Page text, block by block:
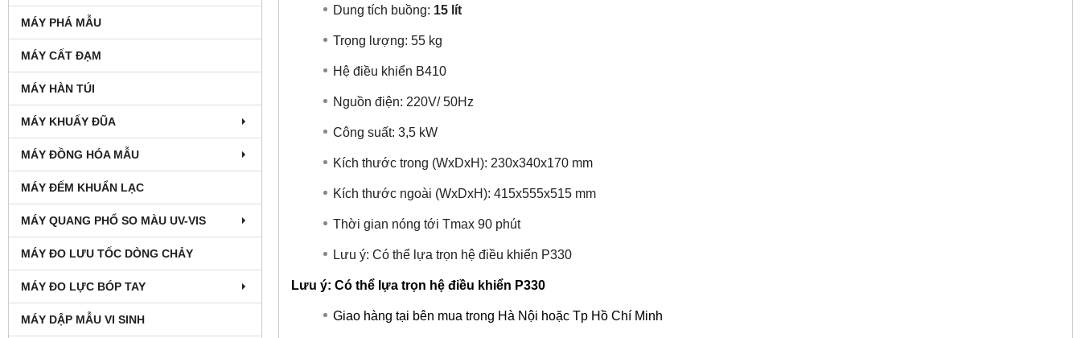
MÁY PHÁ MẪU
MÁY CẤT ĐẠM
MÁY HÀN TÚI
MÁY KHUẤY ĐŨA
MÁY ĐỒNG HÓA MẪU
MÁY ĐẾM KHUẨN LẠC
MÁY QUANG PHỔ SO MÀU UV-VIS
MÁY ĐO LƯU TỐC DÒNG CHẢY
MÁY ĐO LỰC BÓP TAY
MÁY DẬP MẪU VI SINH
Dung tích buồng: 15 lít
Trọng lượng: 55 kg
Hệ điều khiển B410
Nguồn điện: 220V/ 50Hz
Công suất: 3,5 kW
Kích thước trong (WxDxH): 230x340x170 mm
Kích thước ngoài (WxDxH): 415x555x515 mm
Thời gian nóng tới Tmax 90 phút
Lưu ý: Có thể lựa trọn hệ điều khiển P330
Lưu ý: Có thể lựa trọn hệ điều khiển P330
Giao hàng tại bên mua trong Hà Nội hoặc Tp Hồ Chí Minh